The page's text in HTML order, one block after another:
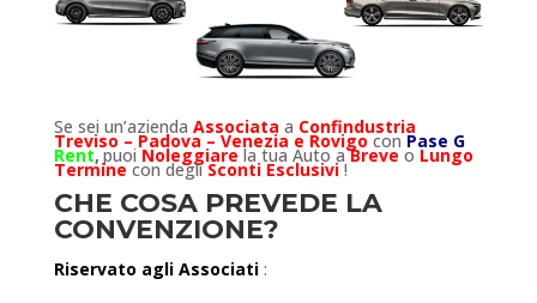
Se sei un’azienda Associata a Confindustria
Treviso–Padova – Venezia e Rovigo conPase G
Rent,puoiNoleggiarela tua AutoaBreve oLungo
Terminecon degliSconti Esclusivi !
CHE COSA PREVEDE LA
CONVENZIONE?
Riservato agli Associati :